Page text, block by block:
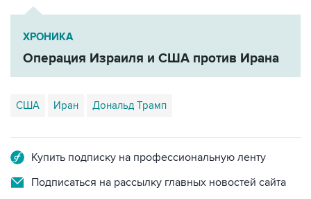
ХРОНИКА
Операция Израиля и США против Ирана
США Иран Дональд Трамп
Купить подписку на профессиональную ленту
Подписаться на рассылку главных новостей сайта